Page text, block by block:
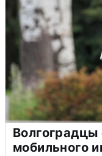
Волгоградцы
мобильного